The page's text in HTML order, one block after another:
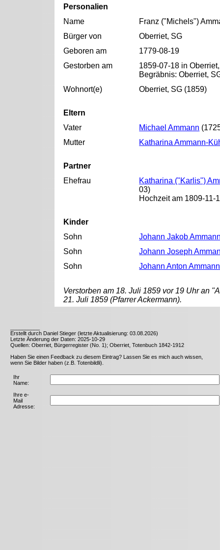
Personalien
Name
Franz ("Michels")
Bürger von
Oberriet, SG
Geboren am
1779-08-19
Gestorben am
1859-07-18 in
Begräbnis: Oberriet,
Wohnort(e)
Oberriet, SG (1859)
Eltern
Vater
Michael Ammann
Mutter
Katharina Ammann-
Partner
Ehefrau
Katharina ("Karlis")
03)
Hochzeit am 1809-11-
Kinder
Sohn
Johann Jakob
Sohn
Johann Joseph
Sohn
Johann Anton Ammann
Verstorben am 18. Juli 1859 vor 19 Uhr an
21. Juli 1859 (Pfarrer Ackermann).
Erstellt durch Daniel Stieger (letzte Aktualisierung: 03.08.2026)
Letzte Änderung der Daten: 2025-10-29
Quellen: Oberriet, Bürgerregister (No. 1); Oberriet, Totenbuch 1842-1912
Haben Sie einen Feedback zu diesem Eintrag? Lassen Sie es mich auch wissen,
wenn Sie Bilder haben (z.B. Totenbildli).
Ihr
Name:
Ihre e-
Mail
Adresse: